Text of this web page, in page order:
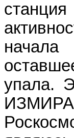
упала.